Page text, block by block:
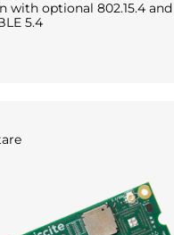
with optional 802.15.4 and
5.4